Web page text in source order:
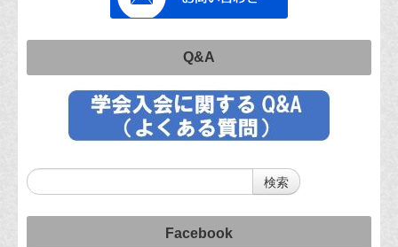
Q&A
Facebook